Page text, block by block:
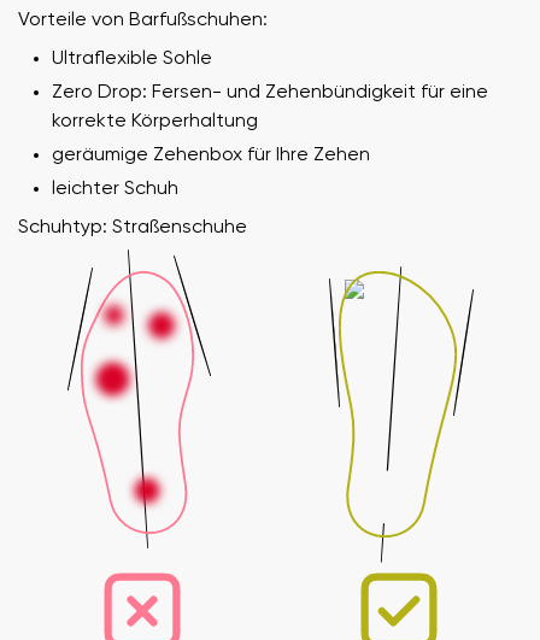
Vorteile von Barfußschuhen:
Ultraflexible Sohle
Zero Drop: Fersen- und Zehenbündigkeit für eine
korrekte Körperhaltung
geräumige Zehenbox für Ihre Zehen
leichter Schuh
Schuhtyp: Straßenschuhe